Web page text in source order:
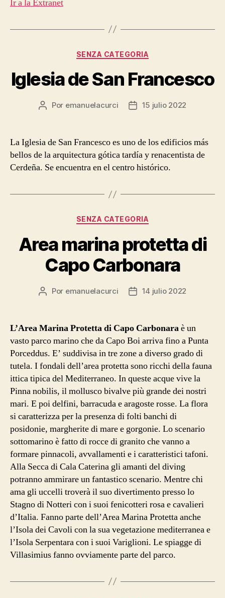
Ir a la Extranet
Categorías
SENZA CATEGORIA
Iglesia de San Francesco
Autor
entrada
Por emanuelacurci
Fecha
entrada
15 julio 2022
La Iglesia de San Francesco es uno de los edificios más
bellos de la arquitectura gótica tardía y renacentista de
Cerdeña. Se encuentra en el centro histórico.
Categorías
SENZA CATEGORIA
Area marina protetta di
Capo Carbonara
Autor
entrada
Por emanuelacurci
Fecha
entrada
14 julio 2022
L’Area Marina Protetta di Capo Carbonaraè un
vasto parco marino che da Capo Boi arriva fino a Punta
Porceddus. E’ suddivisa in tre zone a diverso grado di
tutela. I fondali dell’area protetta sono ricchi della fauna
ittica tipica del Mediterraneo. In queste acque vive la
Pinna nobilis, il mollusco bivalve più grande dei nostri
mari. E poi delfini, barracuda e aragoste rosse. La flora
si caratterizza per la presenza di folti banchi di
posidonie, margherite di mare e gorgonie. Lo scenario
sottomarino è fatto di rocce di granito che vanno a
formare pinnacoli, avvallamenti e i caratteristici tafoni.
Alla Secca di Cala Caterina gli amanti del diving
potranno ammirare un fantastico scenario. Mentre chi
ama gli uccelli troverà il suo divertimento presso lo
Stagno di Notteri con i suoi fenicotteri rosa e cavalieri
d’Italia. Fanno parte dell’Area Marina Protetta anche
l’Isola dei Cavoli con la sua vegetazione mediterranea e
l’Isola Serpentara con i suoi Variglioni. Le spiagge di
Villasimius fanno ovviamente parte del parco.